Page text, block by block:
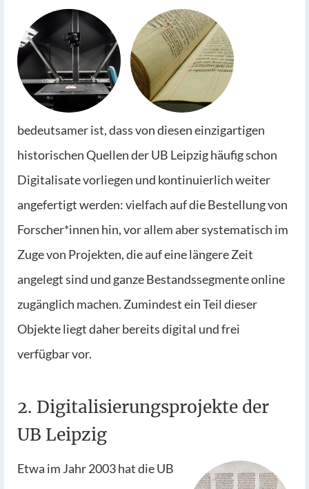
bedeutsamer ist, dass von diesen einzigartigen
historischen Quellen der UB Leipzig häufig schon
Digitalisate vorliegen und kontinuierlich weiter
angefertigt werden: vielfach auf die Bestellung von
Forscher*innen hin, vor allem aber systematisch im
Zuge von Projekten, die auf eine längere Zeit
angelegt sind und ganze Bestandssegmente online
zugänglich machen. Zumindest ein Teil dieser
Objekte liegt daher bereits digital und frei
verfügbar vor.
2. Digitalisierungsprojekte der
UB Leipzig
Etwa im Jahr 2003 hat die UB